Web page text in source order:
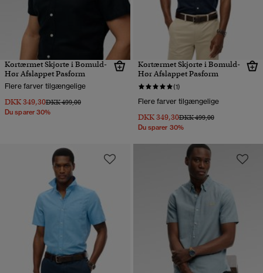
Kortærmet Skjorte i Bomuld-
Hør Afslappet Pasform
Flere farver tilgængelige
DKK 349,30Pris nedsat fra
DKK 499,00til
Du sparer 30%
Kortærmet Skjorte i Bomuld-
Hør Afslappet Pasform
(1)
Flere farver tilgængelige
DKK 349,30Pris nedsat fra
DKK 499,00til
Du sparer 30%